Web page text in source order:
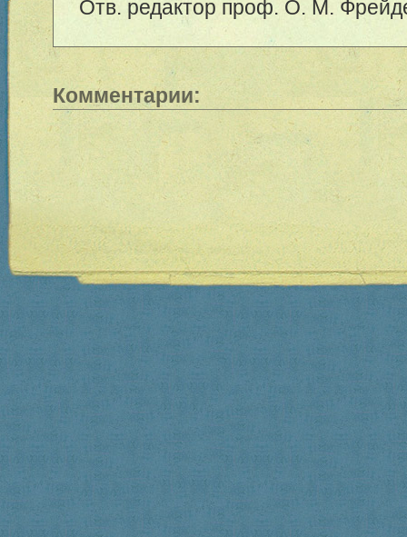
Отв. редактор проф. О. М.
Комментарии: